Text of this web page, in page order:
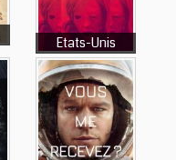
Etats-Unis